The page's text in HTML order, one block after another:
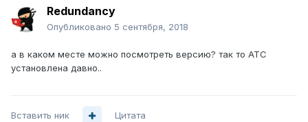
Redundancy
Опубликовано 5 сентября, 2018
а в каком месте можно посмотреть версию? так то АТС
установлена давно..
Вставить ник Цитата